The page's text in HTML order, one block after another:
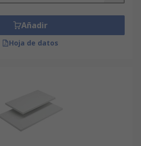
Añadir
Hoja de datos